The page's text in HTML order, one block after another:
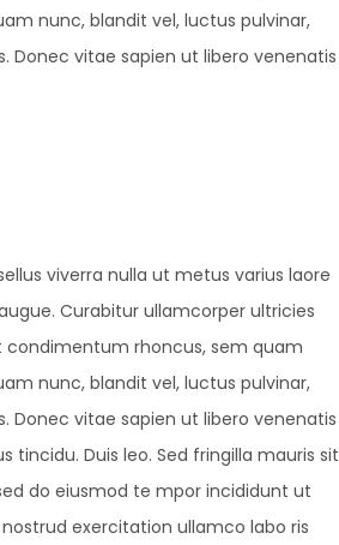
nunc, blandit vel, luctus pulvinar,
Donec vitae sapien ut libero venenatis
viverra nulla ut metus varius laore
Curabitur ullamcorper ultricies
condimentum rhoncus, sem quam
nunc, blandit vel, luctus pulvinar,
Donec vitae sapien ut libero venenatis
Duis leo. Sed fringilla mauris sit
do eiusmod te mpor incididunt ut
exercitation ullamco labo ris